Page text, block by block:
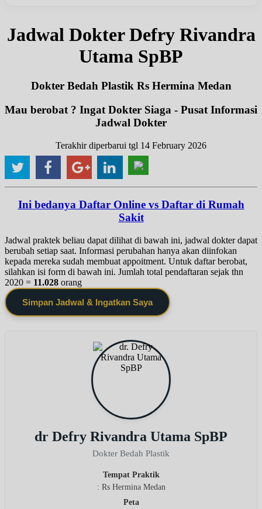
Jadwal Dokter Defry Rivandra
Utama SpBP
Dokter Bedah Plastik Rs Hermina Medan
Mau berobat ? Ingat Dokter Siaga - Pusat Informasi
Jadwal Dokter
Terakhir diperbarui tgl 14 February 2026
Ini bedanya Daftar Online vs Daftar di Rumah
Sakit
Jadwal praktek beliau dapat dilihat di bawah ini, jadwal dokter dapat
berubah setiap saat. Informasi perubahan hanya akan diinfokan
kepada mereka sudah membuat appoitment. Untuk daftar berobat,
silahkan isi form di bawah ini. Jumlah total pendaftaran sejak thn
2020 = 11.028 orang
Simpan Jadwal & Ingatkan Saya
dr Defry Rivandra Utama SpBP
Dokter Bedah Plastik
Tempat Praktik
: Rs Hermina Medan
Peta